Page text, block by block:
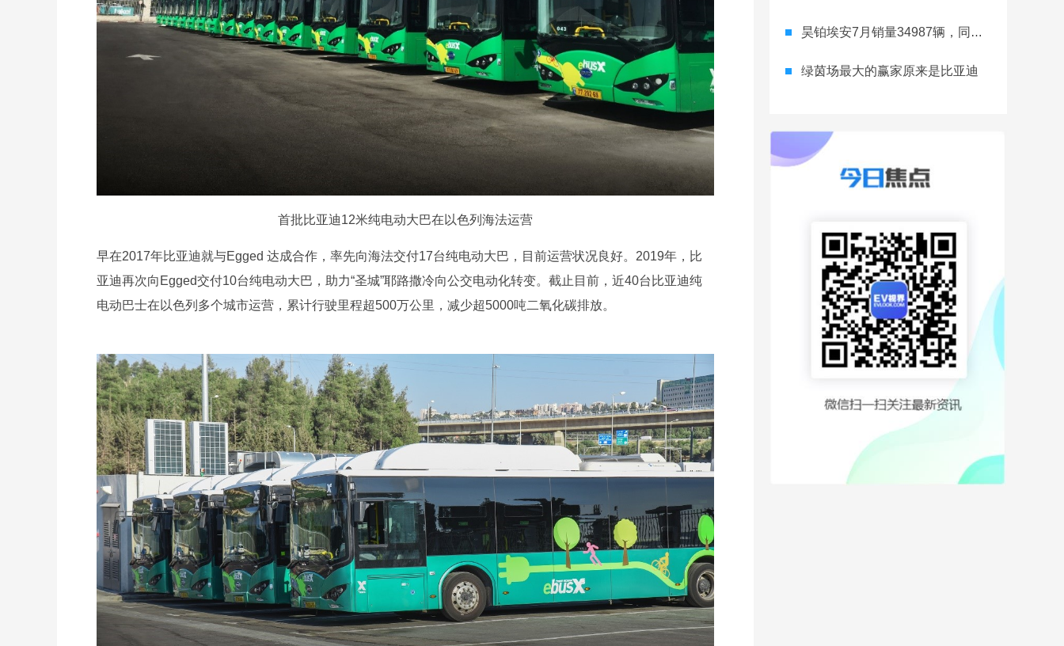
首批比亚迪12米纯电动大巴在以色列海法运营
早在2017年比亚迪就与Egged 达成合作，率先向海法交付17台纯电动大巴，目前运营状况良好。2019年，比
亚迪再次向Egged交付10台纯电动大巴，助力“圣城”耶路撒冷向公交电动化转变。截止目前，近40台比亚迪纯
电动巴士在以色列多个城市运营，累计行驶里程超500万公里，减少超5000吨二氧化碳排放。
昊铂埃安7月销量34987辆，同比增长31.74%，全新Ray系列蓄势待发
绿茵场最大的赢家原来是比亚迪